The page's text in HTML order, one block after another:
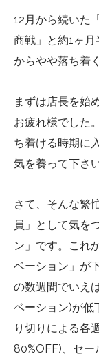
12月から続いた
商戦」と約1ヶ
からやや落ち着
まずは店長を始
お疲れ様でした
ち着ける時期に
気を養って下さい
さて、そんな繁
員」として気を
ン」です。これ
ベーション」が
の数週間でいえ
ベーション)が低
り切りによる各
80%OFF)、セー